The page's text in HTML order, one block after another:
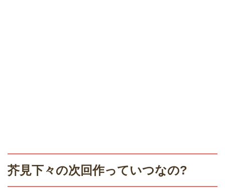
芥見下々の次回作っていつなの?